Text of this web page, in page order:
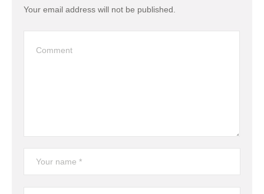
Your email address will not be published.